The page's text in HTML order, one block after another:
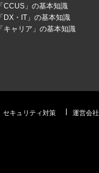
「CCUS」の基本知識
「DX・IT」の基本知識
「キャリア」の基本知識
セキュリティ対策 運営会社